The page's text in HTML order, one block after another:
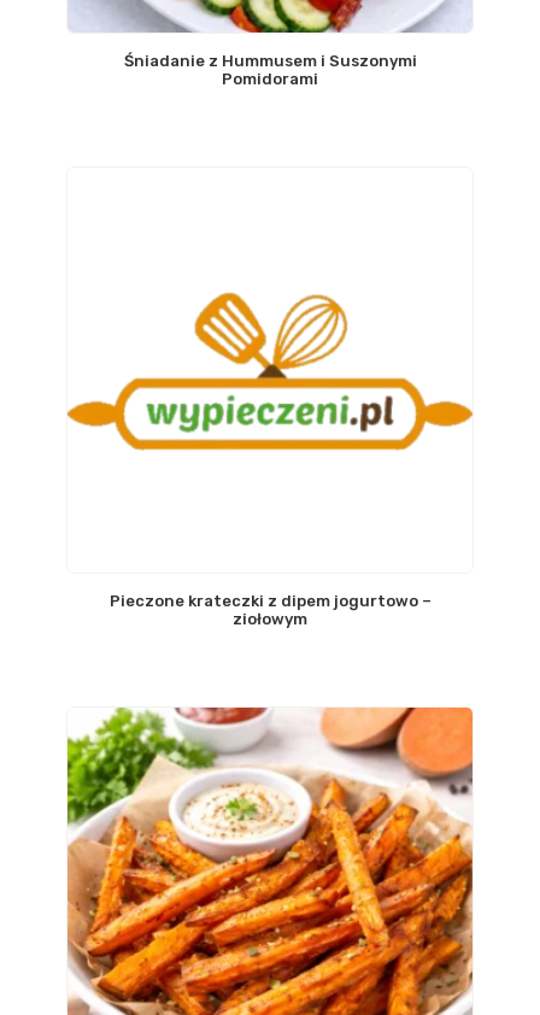
Śniadanie z Hummusem i Suszonymi
Pomidorami
Pieczone krateczki z dipem jogurtowo –
ziołowym